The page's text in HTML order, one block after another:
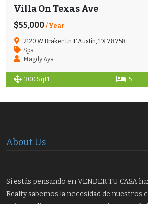
Villa On Texas Ave
$55,000 / Year
2120 W Braker Ln F Austin, TX 78758
Spa
Magdy Aya
300 SqFt 5
About Us
Si estás pensando en VENDER TU CASA
Realty sabemos la necesidad de nuestros